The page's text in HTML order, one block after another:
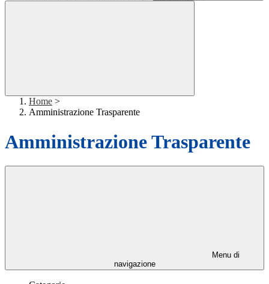
Home >
Amministrazione Trasparente
Amministrazione Trasparente
Menu di
navigazione